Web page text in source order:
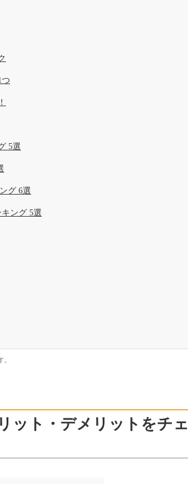
5選
グ 6選
ング 5選
ット・デメリットをチェ